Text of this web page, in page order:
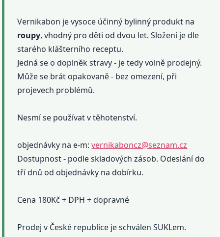
Vernikabon je vysoce účinný bylinný produkt na
roupy, vhodný pro děti od dvou let. Složení je dle
starého klášterního receptu.
Jedná se o doplněk stravy - je tedy volně prodejný.
Může se brát opakovaně - bez omezení, při
projevech problémů.
Nesmí se používat v těhotenství.
objednávky na e-m:vernikaboncz@seznam.cz
Dostupnost - podle skladových zásob. Odeslání do
tří dnů od objednávky na dobírku.
Cena 180Kč + DPH + dopravné
Prodej v České republice je schválen SUKLem.